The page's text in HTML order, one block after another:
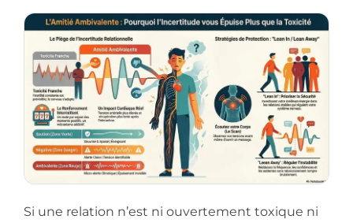
Si une relation n’est ni ouvertement toxique ni